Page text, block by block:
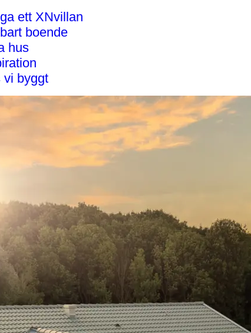
ett XNvillan
boende
hus
vi byggt